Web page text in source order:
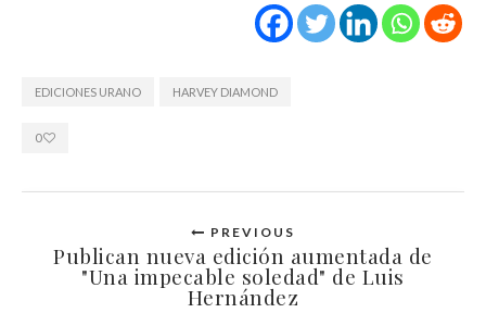
EDICIONES URANO HARVEY DIAMOND
0
PREVIOUS
Publican nueva edición aumentada de
"Una impecable soledad" de Luis
Hernández